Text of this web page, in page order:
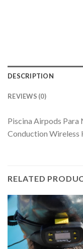
DESCRIPTION
REVIEWS (0)
Piscina Airpods Para
Conduction Wireless
RELATED